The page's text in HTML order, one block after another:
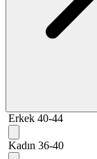
Erkek 40-44
Kadın 36-40